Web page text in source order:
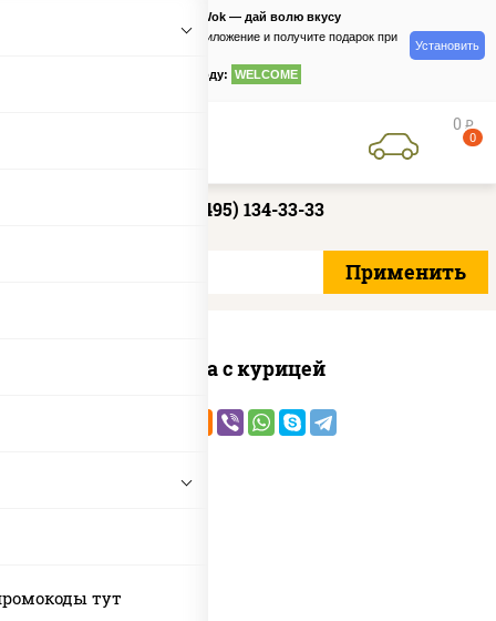
тут
PizzaSushiWok — дай волю вкусу
Скачайте приложение и получите подарок при
по промокоду: WELCOME
Установить
0 руб
0
+7 (495) 134-33-33
Соба с курицей